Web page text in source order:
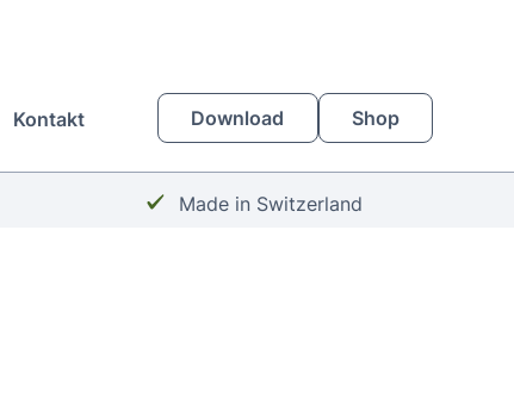
Kontakt Download Shop
Häkchen:
Made in Switzerland